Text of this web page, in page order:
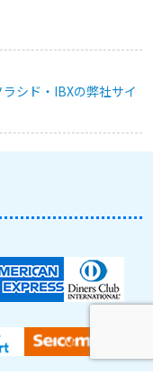
シド・IBXの弊社サイ